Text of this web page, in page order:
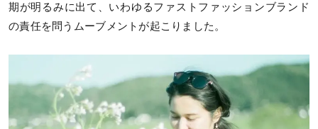
期が明るみに出て、いわゆるファストファッションブランド
の責任を問うムーブメントが起こりました。